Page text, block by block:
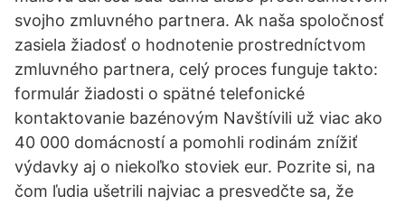
svojho zmluvného partnera. Ak naša spoločnosť
zasiela žiadosť o hodnotenie prostredníctvom
zmluvného partnera, celý proces funguje takto:
formulár žiadosti o spätné telefonické
kontaktovanie bazénovým Navštívili už viac ako
40 000 domácností a pomohli rodinám znížiť
výdavky aj o niekoľko stoviek eur. Pozrite si, na
čom ľudia ušetrili najviac a presvedčte sa, že